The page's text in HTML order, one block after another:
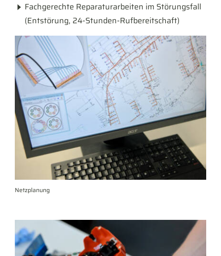
Fachgerechte Reparaturarbeiten im Störungsfall
(Entstörung, 24-Stunden-Rufbereitschaft)
Netzplanung